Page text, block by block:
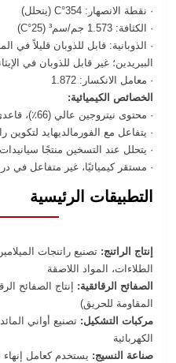
· نقطة الانصهار: 354°C (يتحلل)
· الكثافة: 1.573 جم/سم³ (25°C)
· الذوبانية: قابل للذوبان قليلاً في
البيريدين؛ غير قابل للذوبان في
· معامل الانكسار: 1.872
الخصائص الكيميائية:
· محتوى نيتروجين عالي (66٪)، قاعدي ضعيف
· يتفاعل مع الفورمالديهايد لتكوين
· يتحلل عند التسخين منتجًا سيانيدات
· مستقر كيميائيًا، غير متفاعل في
التطبيقات الرئيسية
إنتاج الراتنج: تصنيع راتنجات
الطلاءات، المواد اللاصقة
الصفائح الرقائقية: إنتاج الصفائح
المقاومة للحريق)
مركبات التشكيل: تصنيع أواني
الكهربائية
صناعة النسيج: يستخدم كعامل إنهاء